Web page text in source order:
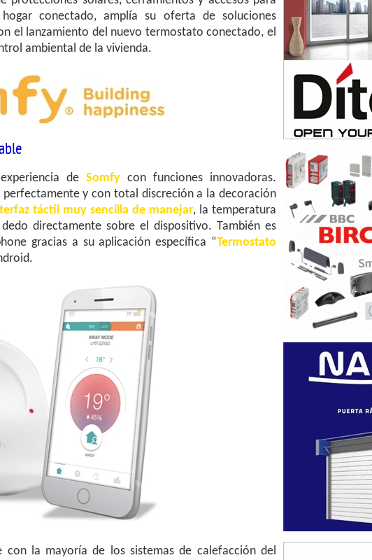
conectado, amplía su oferta de soluciones
el lanzamiento del nuevo termostato conectado, el
ambiental de la vivienda.
deSomfy con funciones innovadoras.
y con total discreción a la decoración
táctil muy sencilla de manejar, la temperatura
directamente sobre el dispositivo. También es
gracias a su aplicación específica “Termostato
la mayoría de los sistemas de calefacción del